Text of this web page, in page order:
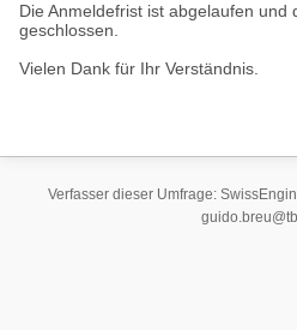
Die Anmeldefrist ist abgelaufen und
geschlossen.
Vielen Dank für Ihr Verständnis.
Verfasser dieser Umfrage: